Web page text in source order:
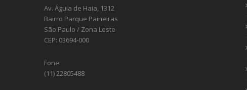
Av. Águia de Haia, 1312
Bairro Parque Paineiras
São Paulo / Zona Leste
CEP: 03694-000
Fone:
(11) 22805488